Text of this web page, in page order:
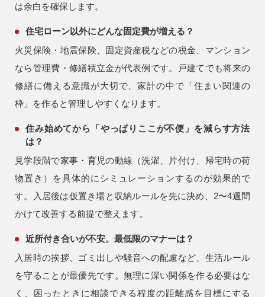
は余白を確保します。
住宅ローン以外にどんな固定費が増える？
火災保険・地震保険、固定資産税などの税金、マンション
なら管理費・修繕積立金が代表例です。戸建てでも将来の
修繕に備える意識が大切で、家計の中で「住まい関連の
枠」を作ると管理しやすくなります。
住み始めてから「やっぱりここが不便」を減らす方法
は？
見学段階で家事・育児の動線（洗濯、片付け、帰宅時の荷
物置き）を具体的にシミュレーションするのが効果的で
す。入居後は仮置き場と収納ルールを先に決め、2〜4週間
かけて改善する前提で整えます。
近所付き合いが不安。最低限のマナーは？
入居時の挨拶、ゴミ出しや騒音への配慮など、生活ルール
を守ることが最優先です。無理に深い関係を作る必要はな
く、困ったときに相談できる程度の距離感を目標にする